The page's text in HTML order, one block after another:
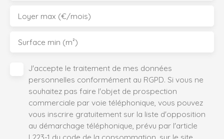
Loyer max (€/mois)
Surface min (m²)
J'accepte le traitement de mes données
personnelles conformément au RGPD. Si vous ne
souhaitez pas faire l'objet de prospection
commerciale par voie téléphonique, vous pouvez
vous inscrire gratuitement sur la liste d'opposition
au démarchage téléphonique, prévu par l'article